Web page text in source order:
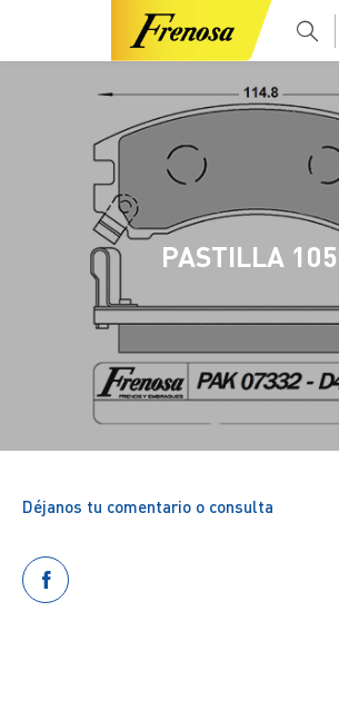
PASTILLA 105
Déjanos tu comentario o consulta